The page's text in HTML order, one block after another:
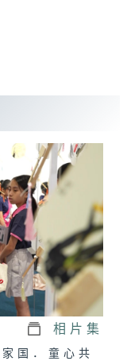
相片集
国．童心共